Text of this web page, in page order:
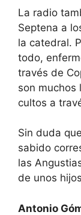
La radio
Septena a
la catedral.
todo,
través de
son muchos
cultos a
Sin duda
sabido
las
de unos
Antonio